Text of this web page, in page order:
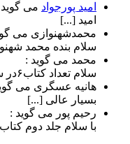
امید پورجواد می
امید [...]
محمدشهنوازی می
سلام بنده محمد
محمد می گوید :
سلام تعداد کتاب۶در سایت زیاد نیست [...]
هانیه عسگری می
بسیار عالی [...]
رحیم پور می گوید :
با سلام جلد دوم